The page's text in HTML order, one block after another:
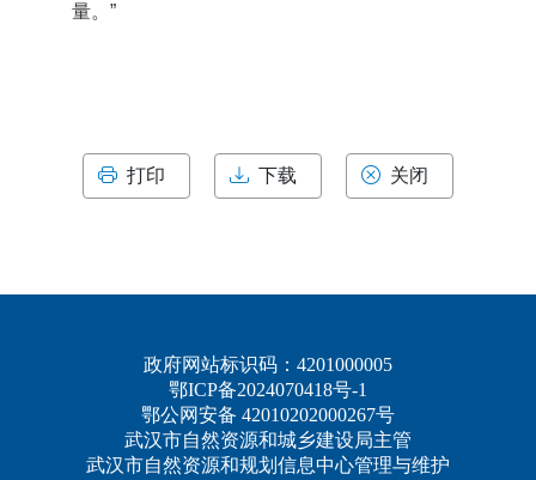
量。”
打印 下载 关闭
政府网站标识码：4201000005
鄂ICP备2024070418号-1
鄂公网安备 42010202000267号
武汉市自然资源和城乡建设局主管
武汉市自然资源和规划信息中心管理与维护